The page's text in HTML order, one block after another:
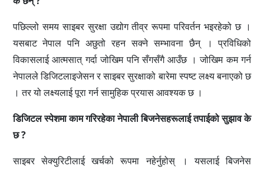
पछिल्लो समय साइबर सुरक्षा उद्योग तीव्र रूपमा परिवर्तन भइरहेको छ ।
यसबाट नेपाल पनि अछुतो रहन सक्ने सम्भावना छैन् । प्रविधिको
विकासलाई आत्मसात् गर्दा जोखिम पनि सँगसँगै आउँछ । जोखिम कम गर्न
नेपालले डिजिटलाइजेसन र साइबर सुरक्षाको बारेमा स्पष्ट लक्ष्य बनाएको छ
। तर यो लक्ष्यलाई पूरा गर्न सामुहिक प्रयास आवश्यक छ ।
डिजिटल स्पेशमा काम गरिरहेका नेपाली बिजनेसहरूलाई तपाईको सुझाव के
छ ?
साइबर सेक्युरिटीलाई खर्चको रूपमा नहेर्नुहोस् । यसलाई बिजनेस